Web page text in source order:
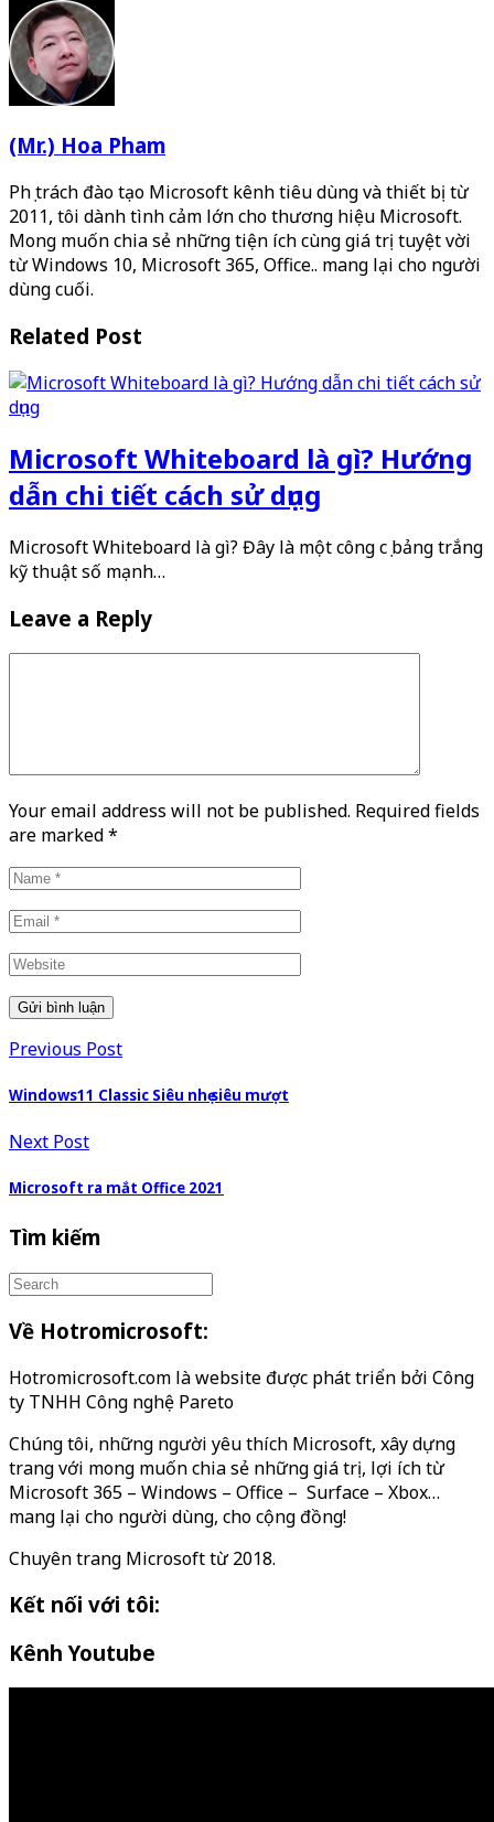
(Mr.) Hoa Pham
Phụ trách đào tạo Microsoft kênh tiêu dùng và thiết bị từ
2011, tôi dành tình cảm lớn cho thương hiệu Microsoft.
Mong muốn chia sẻ những tiện ích cùng giá trị tuyệt vời
từ Windows 10, Microsoft 365, Office.. mang lại cho người
dùng cuối.
Related Post
Microsoft Whiteboard là gì? Hướng
dẫn chi tiết cách sử dụng
Microsoft Whiteboard là gì? Đây là một công cụ bảng trắng
kỹ thuật số mạnh…
Leave a Reply
Your email address will not be published. Required fields
are marked*
Previous Post
Windows11 Classic Siêu nhẹ siêu mượt
Next Post
Microsoft ra mắt Office 2021
Tìm kiếm
Về Hotromicrosoft:
Hotromicrosoft.com là website được phát triển bởi Công
ty TNHH Công nghệ Pareto
Chúng tôi, những người yêu thích Microsoft, xây dựng
trang với mong muốn chia sẻ những giá trị, lợi ích từ
Microsoft 365 – Windows – Office – Surface – Xbox…
mang lại cho người dùng, cho cộng đồng!
Chuyên trang Microsoft từ 2018.
Kết nối với tôi:
Kênh Youtube